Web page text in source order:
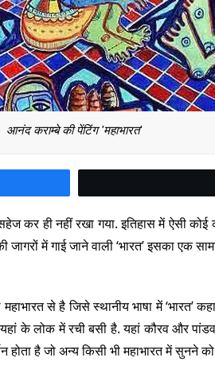
आनंद कराम्बे की पेंटिंग 'महाभारत'
कर ही नहीं रखा गया. इतिहास में ऐसी
में गाई जाने वाली ‘भारत’ इसका एक
से है जिसे स्थानीय भाषा में ‘भारत’
यहां के लोक में रची बसी है. यहां कौरव और
है जो अन्य किसी भी महाभारत में सुनने को